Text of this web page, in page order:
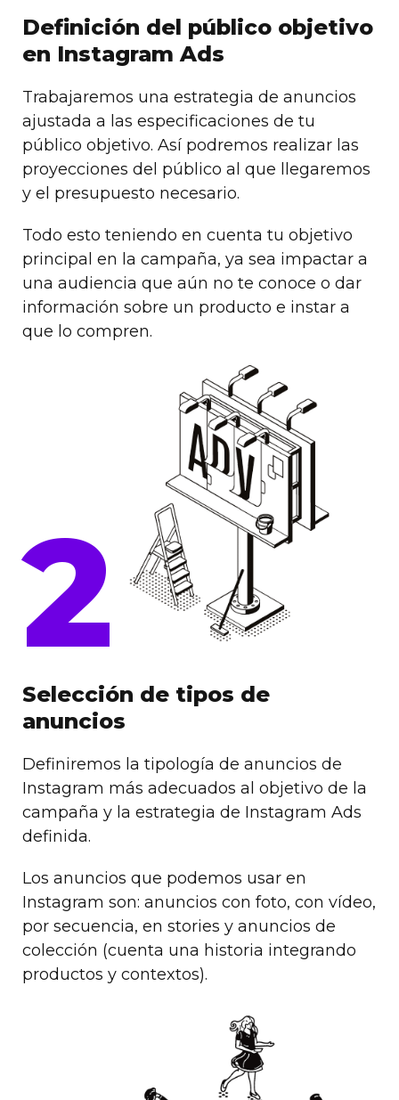
Definición del público objetivo
en Instagram Ads
Trabajaremos una estrategia de anuncios
ajustada a las especificaciones de tu
público objetivo. Así podremos realizar las
proyecciones del público al que llegaremos
y el presupuesto necesario.
Todo esto teniendo en cuenta tu objetivo
principal en la campaña, ya sea impactar a
una audiencia que aún no te conoce o dar
información sobre un producto e instar a
que lo compren.
2
Selección de tipos de
anuncios
Definiremos la tipología de anuncios de
Instagram más adecuados al objetivo de la
campaña y la estrategia de Instagram Ads
definida.
Los anuncios que podemos usar en
Instagram son: anuncios con foto, con vídeo,
por secuencia, en stories y anuncios de
colección (cuenta una historia integrando
productos y contextos).